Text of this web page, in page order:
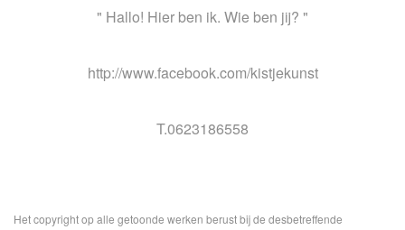
" Hallo! Hier ben ik. Wie ben jij? "
http://www.facebook.com/kistjekunst
T.0623186558
Het copyright op alle getoonde werken berust bij de desbetreffende